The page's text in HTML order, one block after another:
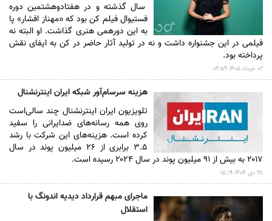
سال گذشته و در هفتادوهشتمین دوره
فستیوال فیلم کن بود که «مهناز افشار» پا
به این دورهمی هنری گذاشت. او البته نه
فیلمی در این جشنواره داشت و نه در تولید آثار حاضر در کن به ایفای نقش
پرداخته بود.
۰۲ خرداد ۱۴۰۵ ۰۹:۵۹
هزینه سرسام‌آور شبکه ایران اینترنشنال
تلویزیون ایران اینترنشنال چند سالی‌است
روی همه رسانه‌های ضدایرانی را سفید
کرده است. هزینه‌های این شرکت با رشد
۳.۵ برابری از ۲۶ میلیون پوند در سال
۲۰۱۷ به بیش از ۹۱ میلیون پوند در سال ۲۰۲۴ رسیده است.‌
۲۸ دى ۱۴۰۴ ۱۵:۱۹
ماجرای مبهم قرارداد دیدیه اندونگ با
استقلال